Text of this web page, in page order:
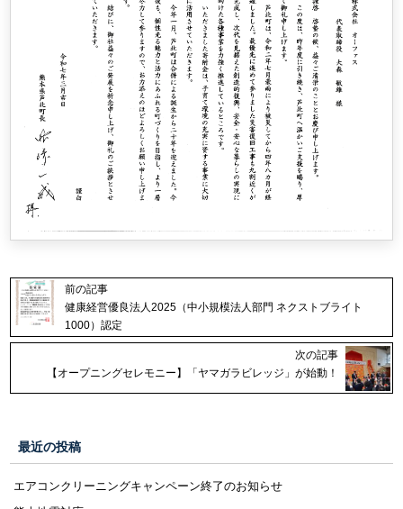
前の記事
健康経営優良法人2025（中小規模法人部門 ネクストブライト
1000）認定
次の記事
【オープニングセレモニー】「ヤマガラビレッジ」が始動！
最近の投稿
エアコンクリーニングキャンペーン終了のお知らせ